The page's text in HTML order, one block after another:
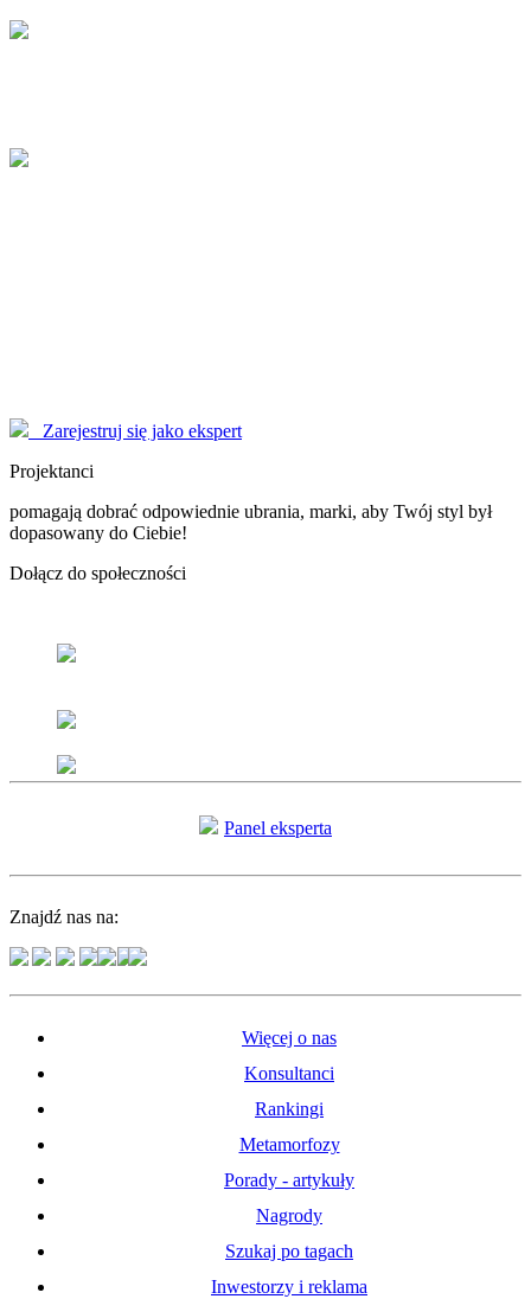
Zarejestruj się jako ekspert
Projektanci
pomagają dobrać odpowiednie ubrania, marki, aby Twój styl był
dopasowany do Ciebie!
Dołącz do społeczności
Panel eksperta
Znajdź nas na:
Więcej o nas
Konsultanci
Rankingi
Metamorfozy
Porady - artykuły
Nagrody
Szukaj po tagach
Inwestorzy i reklama